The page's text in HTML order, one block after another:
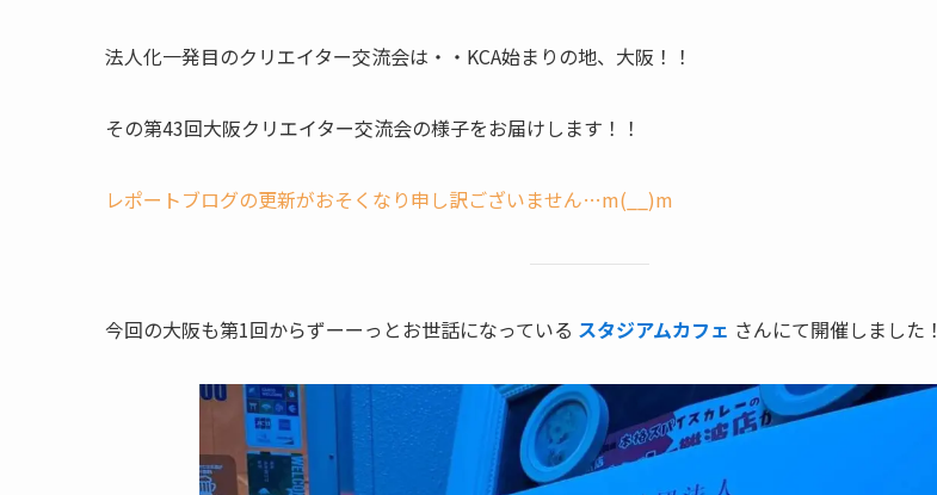
法人化一発目のクリエイター交流会は・・KCA始まりの地、大阪！！
その第43回大阪クリエイター交流会の様子をお届けします！！
レポートブログの更新がおそくなり申し訳ございません…m(__)m
今回の大阪も第1回からずーーっとお世話になっている スタジアムカフェ さんにて開催しました！